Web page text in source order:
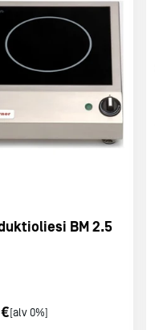
BM 2.5
[alv 0%]